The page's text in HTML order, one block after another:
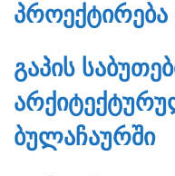
ᲒᲐᲞᲘᲡ
ᲑᲣᲚᲐᲩᲐᲣᲠᲨᲘ